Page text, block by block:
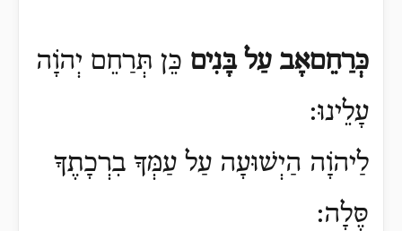
כְּרַחֵםאָב עַל בָּנִים כֵּן תְּרַחֵם יְהוָֹה
עָלֵינוּ:
לַיהוָֹה הַיְשׁוּעָה עַל עַמְּךָ בִרְכָתֶךָ
סֶּלָה: